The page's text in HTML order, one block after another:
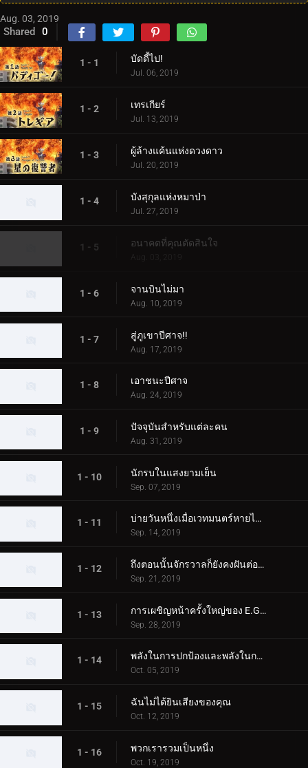
Aug. 03, 2019
Shared 0
1 - 1 บัดดี้ไป!
Jul. 06, 2019
1 - 2 เทรเกียร์
Jul. 13, 2019
1 - 3 ผู้ล้างแค้นแห่งดวงดาว
Jul. 20, 2019
1 - 4 บังสุกุลแห่งหมาป่า
Jul. 27, 2019
1 - 5 อนาคตที่คุณตัดสินใจ
Aug. 03, 2019
1 - 6 จานบินไม่มา
Aug. 10, 2019
1 - 7 สู่ภูเขาปีศาจ!!
Aug. 17, 2019
1 - 8 เอาชนะปีศาจ
Aug. 24, 2019
1 - 9 ปัจจุบันสำหรับแต่ละคน
Aug. 31, 2019
1 - 10 นักรบในแสงยามเย็น
Sep. 07, 2019
1 - 11 บ่ายวันหนึ่งเมื่อเวทมนตร์หายไปจากดวงดาว
Sep. 14, 2019
1 - 12 ถึงตอนนั้นจักรวาลก็ยังคงฝันต่อไป
Sep. 21, 2019
1 - 13 การเผชิญหน้าครั้งใหญ่ของ E.G.I.S
Sep. 28, 2019
1 - 14 พลังในการปกป้องและพลังในการต่อสู้
Oct. 05, 2019
1 - 15 ฉันไม่ได้ยินเสียงของคุณ
Oct. 12, 2019
1 - 16 พวกเรารวมเป็นหนึ่ง
Oct. 19, 2019